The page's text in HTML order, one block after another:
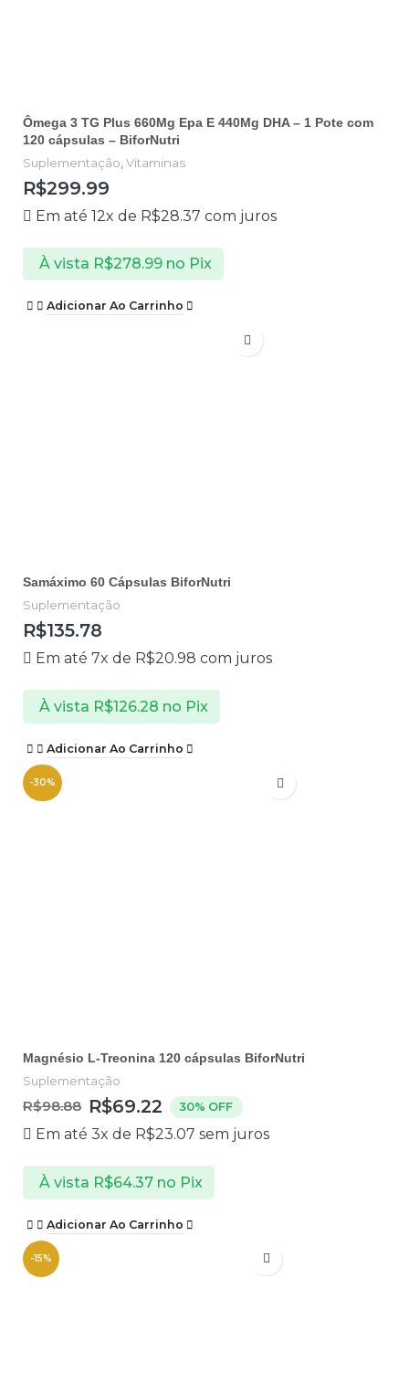
Ômega 3 TG Plus 660Mg Epa E 440Mg DHA – 1 Pote com
120 cápsulas – BiforNutri
Suplementação Vitaminas
R$299.99
Em até 12x de R$28.37 com juros
À vista R$278.99 no Pix
Adicionar Ao Carrinho
Samáximo 60 Cápsulas BiforNutri
Suplementação
R$135.78
Em até 7x de R$20.98 com juros
À vista R$126.28 no Pix
Adicionar Ao Carrinho
-30%
Magnésio L-Treonina 120 cápsulas BiforNutri
Suplementação
R$98.88 R$69.22 30% OFF
Em até 3x de R$23.07 sem juros
À vista R$64.37 no Pix
Adicionar Ao Carrinho
-15%